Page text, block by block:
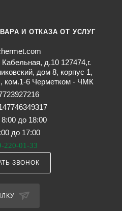
И ОТКАЗА ОТ УСЛУГ
д.10 127474,г.
дом 8, корпус 1,
ком.1-6 Черметком - ЧМК
до 18:00
до 17:00
220-01-33
ЗВОНОК